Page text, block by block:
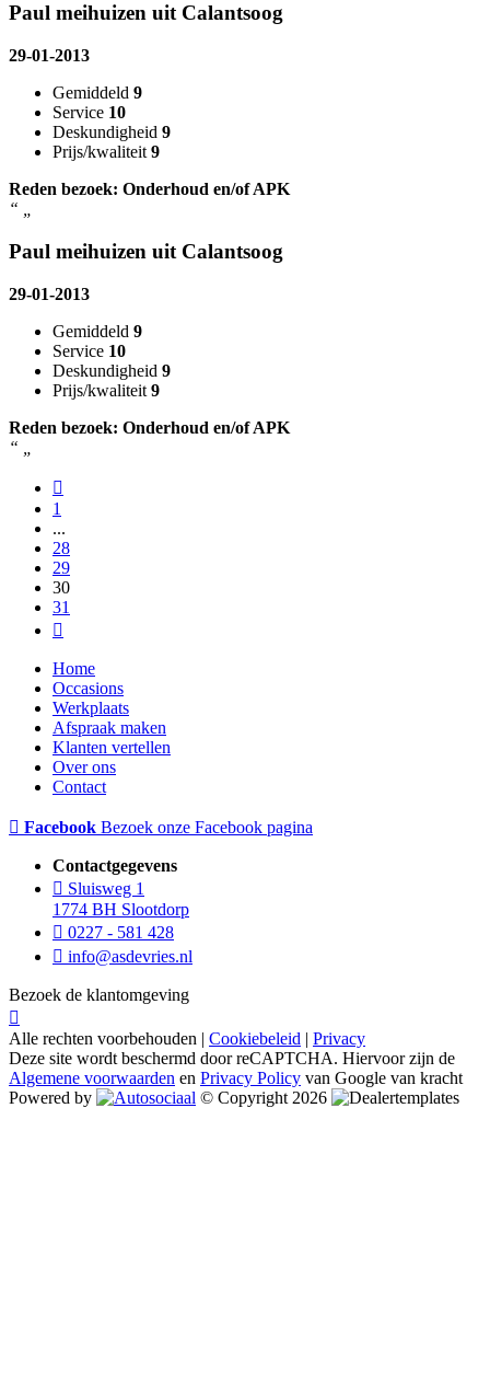
Paul meihuizen uit Calantsoog
29-01-2013
Gemiddeld 9
Service 10
Deskundigheid 9
Prijs/kwaliteit 9
Reden bezoek: Onderhoud en/of APK
“
Paul meihuizen uit Calantsoog
29-01-2013
Gemiddeld 9
Service 10
Deskundigheid 9
Prijs/kwaliteit 9
Reden bezoek: Onderhoud en/of APK
“
1
...
28
29
30
31
Home
Occasions
Werkplaats
Afspraak maken
Klanten vertellen
Over ons
Contact
Facebook Bezoek onze Facebook pagina
Contactgegevens
Sluisweg 1
1774 BH Slootdorp
0227 - 581 428
info@asdevries.nl
Bezoek de klantomgeving
Alle rechten voorbehouden | Cookiebeleid | Privacy
Deze site wordt beschermd door reCAPTCHA. Hiervoor zijn de
Algemene voorwaarden en Privacy Policy van Google van kracht
Powered by
© Copyright 2026